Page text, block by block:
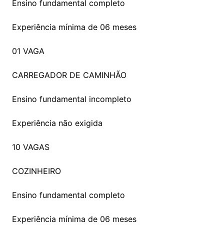
Ensino fundamental completo
Experiência mínima de 06 meses
01 VAGA
CARREGADOR DE CAMINHÃO
Ensino fundamental incompleto
Experiência não exigida
10 VAGAS
COZINHEIRO
Ensino fundamental completo
Experiência mínima de 06 meses